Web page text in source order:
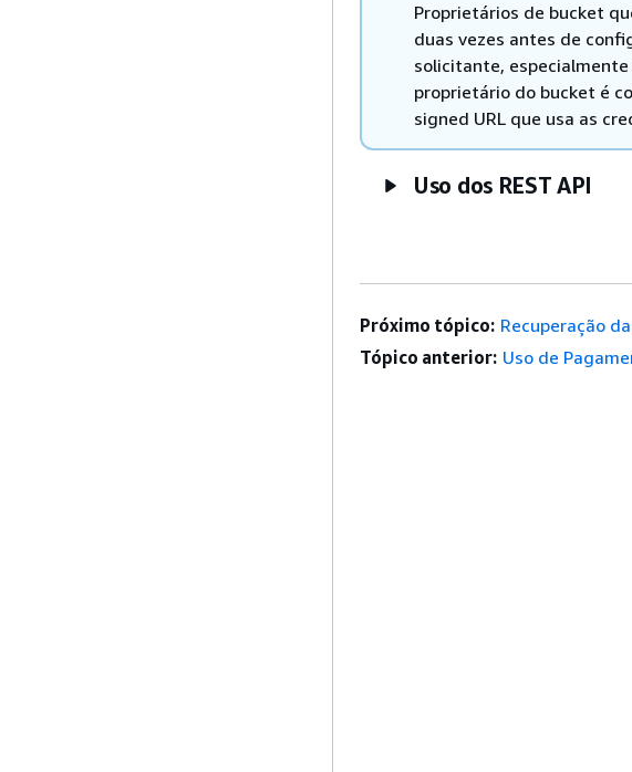
Proprietários de bucket
duas vezes antes de
solicitante, especialmente
proprietário do bucket é
signed URL que usa as
Uso dos REST API
Próximo tópico: Recuperação
Tópico anterior: Uso de